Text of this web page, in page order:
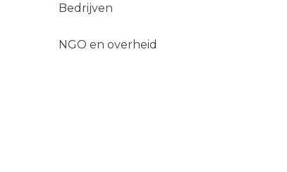
Bedrijven
NGO en overheid